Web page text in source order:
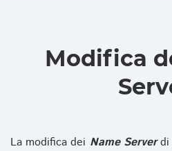
Modifica
La modifica dei Name Serverdi